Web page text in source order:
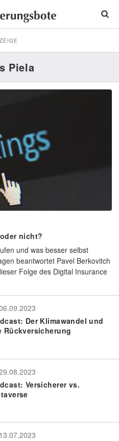
Piela
nicht?
und was besser selbst
beantwortet Pavel Berkovitch
Folge des Digital Insurance
Der Klimawandel und
Rückversicherung
Versicherer vs.
13.07.2023